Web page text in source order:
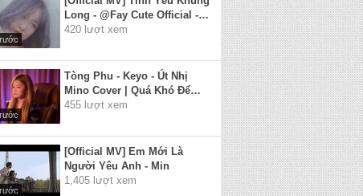
Long - @Fay Cute Official -
Chung Thanh Duy
420 lượt xem
Tòng Phu - Keyo - Út Nhị
Mino Cover | Quá Khó Để
Chăm Lo Một Người Con
455 lượt xem
[Official MV] Em Mới Là
Người Yêu Anh - Min
1,405 lượt xem